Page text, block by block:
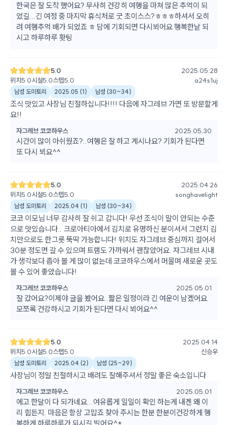
한국은 잘 도착 했어요? 무사히 건강히 여행을 마쳐 많은 추억이 되
었길...긴 여정 중 마지막 휴식처로 굿 초이스스?ㅎㅎㅎ하셔서 오히
려 여행추억 배가 되었죠 ㅎ 담에 기회되면 다시뵈어요 행복한날 되
시고 하루하루 홧팅
5.0
위치5.0시설5.0스텝5.0
2025.05.28
a24s1uj
남성 도미토리 2025.05 (1) 남성 (30~34)
조식 맛있고 사장님 친절하십니다!!!! 다음에 자그레브 가면 또 방문할게
요!!
자그레브 코코하우스 2025.05.30
시간이 많이 아쉬웠죠?..여행은 잘 하고 계시나요? 기회가 된다면
또 다시 뵈요^^
5.0
위치5.0시설5.0스텝5.0
2025.04.26
songhavelight
남성 도미토리 2025.04 (1) 남성 (30~34)
코코 이모님 너무 감사히 잘 쉬고 갑니다! 우선 조식이 말이 안되는 수준
으로 맛있습니다.. 크로아티아에서 김치로 유명하신 분이셔서 그런지 김
치만으로도 한그릇 뚝딱 가능합니다! 위치도 자그레브 중심까지 걸어서
30분 정도면 갈 수 있으며 트램도 가까워서 괜찮았어요. 자그레브 시내
가 생각보다 좁아 볼 게 많이 없는데 코코하우스에서 머물며 새로운 곳도
볼 수 있어 좋았습니다!
자그레브 코코하우스 2025.05.01
잘 갔어요?이제야 글을 봤어요..짧은 일정이라 긴 여운이 남겠어요.
모쪼록 건강하시고 기회가 된다면 다시 뵈어요^^
5.0
위치5.0시설5.0스텝5.0
2025.04.14
신승우
남성 도미토리 2025.04 (2) 남성 (25~29)
사장님이 정말 친절하시고 배려도 잘해주셔서 정말 좋은 숙소입니다
자그레브 코코하우스 2025.05.01
에고 한달이 다 되가네요...여유롭게 일일이 확인 하는게 내겐 왜 이
리 힘든지. 마음은 항상 고맙죠 찾아 주시는 한분 한분이건강하게 행